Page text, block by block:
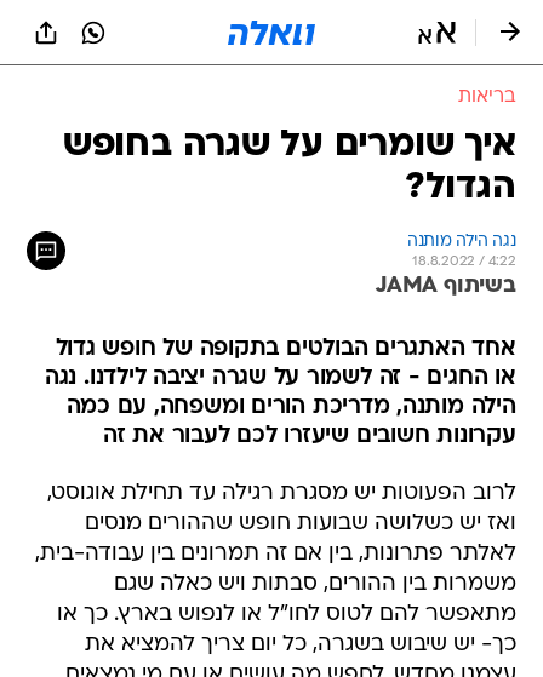
בריאות
איך שומרים על שגרה בחופש
הגדול?
נגה הילה מותנה
18.8.2022 / 4:22
בשיתוף JAMA
אחד האתגרים הבולטים בתקופה של חופש גדול
או החגים - זה לשמור על שגרה יציבה לילדנו. נגה
הילה מותנה, מדריכת הורים ומשפחה, עם כמה
עקרונות חשובים שיעזרו לכם לעבור את זה
לרוב הפעוטות יש מסגרת רגילה עד תחילת אוגוסט,
ואז יש כשלושה שבועות חופש שההורים מנסים
לאלתר פתרונות, בין אם זה תמרונים בין עבודה-בית,
משמרות בין ההורים, סבתות ויש כאלה שגם
מתאפשר להם לטוס לחו"ל או לנפוש בארץ. כך או
כך- יש שיבוש בשגרה, כל יום צריך להמציא את